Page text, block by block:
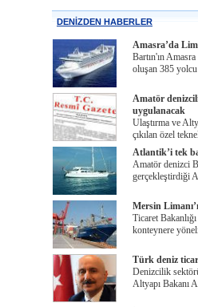
DENİZDEN HABERLER
Amasra’da
Bartın'ın
oluşan 385
Amatör
uygulanacak
Ulaştırma ve
çıkılan özel
Atlantik’i tek
Amatör denizci
gerçekleştirdiği
Mersin
Ticaret
konteynere
Türk deniz
Denizcilik
Altyapı Bakanı